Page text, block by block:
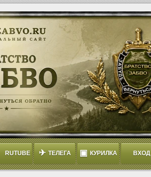
RUTUBE ✈ ТЕЛЕГА ▣ КУРИЛКА ВХОД